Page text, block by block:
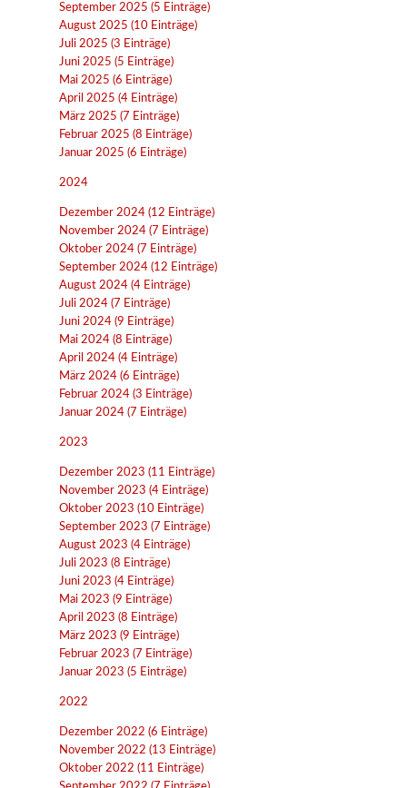
September 2025 (5 Einträge)
August 2025 (10 Einträge)
Juli 2025 (3 Einträge)
Juni 2025 (5 Einträge)
Mai 2025 (6 Einträge)
April 2025 (4 Einträge)
März 2025 (7 Einträge)
Februar 2025 (8 Einträge)
Januar 2025 (6 Einträge)
2024
Dezember 2024 (12 Einträge)
November 2024 (7 Einträge)
Oktober 2024 (7 Einträge)
September 2024 (12 Einträge)
August 2024 (4 Einträge)
Juli 2024 (7 Einträge)
Juni 2024 (9 Einträge)
Mai 2024 (8 Einträge)
April 2024 (4 Einträge)
März 2024 (6 Einträge)
Februar 2024 (3 Einträge)
Januar 2024 (7 Einträge)
2023
Dezember 2023 (11 Einträge)
November 2023 (4 Einträge)
Oktober 2023 (10 Einträge)
September 2023 (7 Einträge)
August 2023 (4 Einträge)
Juli 2023 (8 Einträge)
Juni 2023 (4 Einträge)
Mai 2023 (9 Einträge)
April 2023 (8 Einträge)
März 2023 (9 Einträge)
Februar 2023 (7 Einträge)
Januar 2023 (5 Einträge)
2022
Dezember 2022 (6 Einträge)
November 2022 (13 Einträge)
Oktober 2022 (11 Einträge)